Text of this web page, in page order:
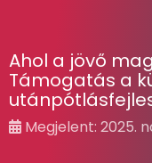
Ahol a jövő
Támogatás a
Megjelent: 2025.